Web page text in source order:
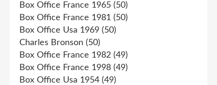
Box Office France 1965 (50)
Box Office France 1981 (50)
Box Office Usa 1969 (50)
Charles Bronson (50)
Box Office France 1982 (49)
Box Office France 1998 (49)
Box Office Usa 1954 (49)